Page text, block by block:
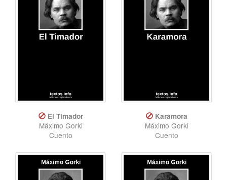
El Timador
Máximo Gorki
Cuento
Karamora
Máximo Gorki
Cuento